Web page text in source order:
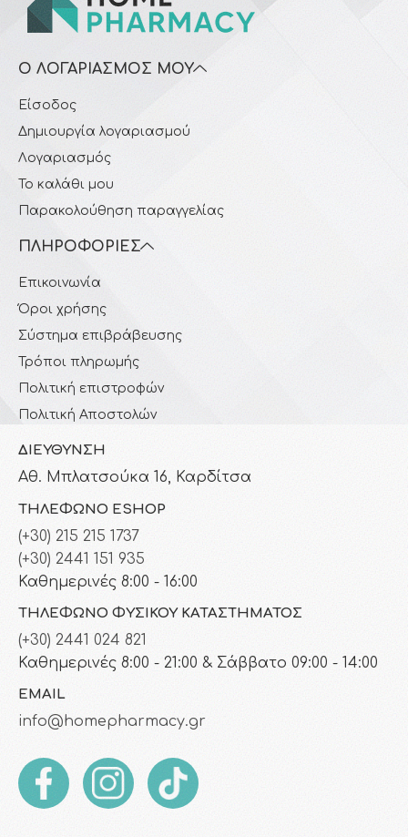
Ο ΛΟΓΑΡΙΑΣΜΌΣ ΜΟΥ
Είσοδος
Δημιουργία λογαριασμού
Λογαριασμός
Το καλάθι μου
Παρακολούθηση παραγγελίας
ΠΛΗΡΟΦΟΡΊΕΣ
Επικοινωνία
Όροι χρήσης
Σύστημα επιβράβευσης
Τρόποι πληρωμής
Πολιτική επιστροφών
Πολιτική Αποστολών
ΔΙΕΎΘΥΝΣΗ
Αθ. Μπλατσούκα 16, Καρδίτσα
ΤΗΛΈΦΩΝΟ ESHOP
(+30) 215 215 1737
(+30) 2441 151 935
Καθημερινές 8:00 - 16:00
ΤΗΛΈΦΩΝΟ ΦΥΣΙΚΟΎ ΚΑΤΑΣΤΉΜΑΤΟΣ
(+30) 2441 024 821
Καθημερινές 8:00 - 21:00 & Σάββατο 09:00 - 14:00
EMAIL
info@homepharmacy.gr